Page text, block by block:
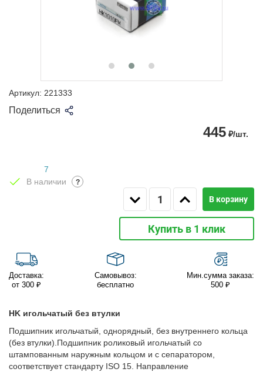
Артикул: 221333
Поделиться
445 ₽/шт.
7
В наличии
?
В корзину
Купить в 1 клик
Доставка:
от 300 ₽
Самовывоз:
бесплатно
Мин.сумма заказа:
500 ₽
HK игольчатый без втулки
Подшипник игольчатый, однорядный, без внутреннего кольца
(без втулки).Подшипник роликовый игольчатый со
штампованным наружным кольцом и с сепаратором,
соответствует стандарту ISO 15. Направление